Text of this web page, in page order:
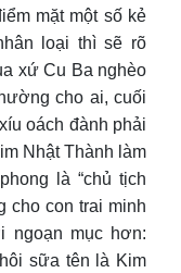
mặt một số kẻ
loại thì sẽ rõ
xứ Cu Ba nghèo
cho ai, cuối
oách đành phải
Nhật Thành làm
là “chủ tịch
cho con trai minh
ngoạn mục hơn:
sữa tên là Kim